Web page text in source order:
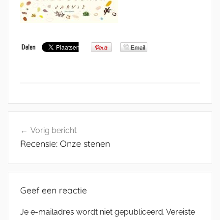
navigatie
Vorig bericht
Recensie: Onze stenen
Geef een reactie
Je e-mailadres wordt niet gepubliceerd. Vereiste